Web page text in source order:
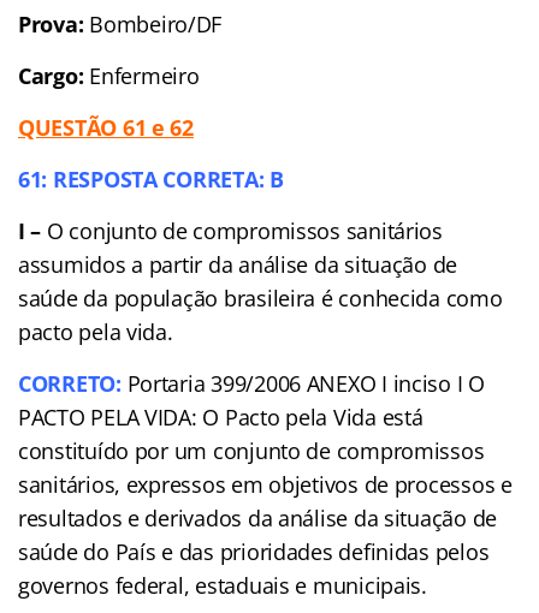
Prova: Bombeiro/DF
Cargo: Enfermeiro
QUESTÃO 61 e 62
61: RESPOSTA CORRETA: B
I – O conjunto de compromissos sanitários
assumidos a partir da análise da situação de
saúde da população brasileira é conhecida como
pacto pela vida.
CORRETO: Portaria 399/2006 ANEXO I inciso I O
PACTO PELA VIDA: O Pacto pela Vida está
constituído por um conjunto de compromissos
sanitários, expressos em objetivos de processos e
resultados e derivados da análise da situação de
saúde do País e das prioridades definidas pelos
governos federal, estaduais e municipais.